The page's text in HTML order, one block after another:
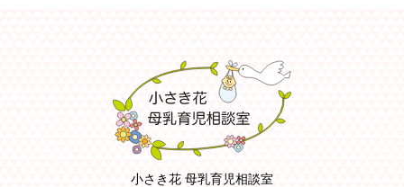
小さき花 母乳育児相談室